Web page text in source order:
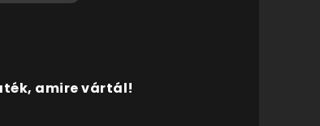
amire vártál!